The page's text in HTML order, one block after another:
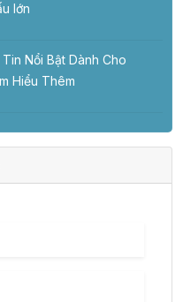
lớn
Nổi Bật Dành Cho
Hiểu Thêm